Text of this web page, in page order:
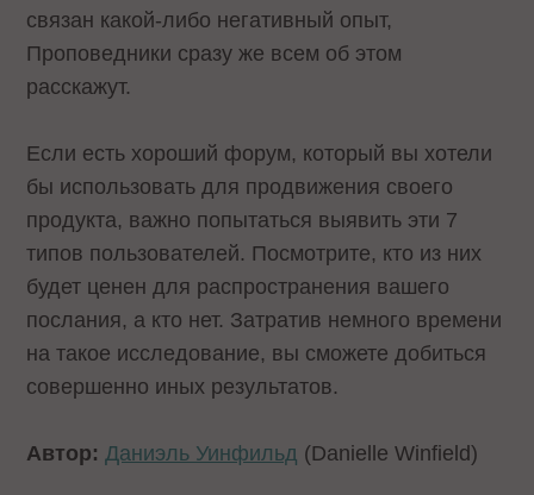
связан какой-либо негативный опыт,
Проповедники сразу же всем об этом
расскажут.
Если есть хороший форум, который вы хотели
бы использовать для продвижения своего
продукта, важно попытаться выявить эти 7
типов пользователей. Посмотрите, кто из них
будет ценен для распространения вашего
послания, а кто нет. Затратив немного времени
на такое исследование, вы сможете добиться
совершенно иных результатов.
Автор: Даниэль Уинфильд (Danielle Winfield)